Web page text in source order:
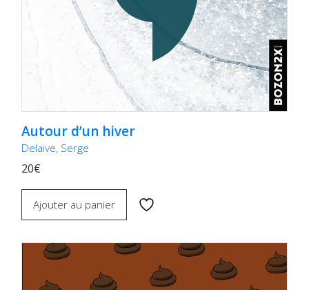
Autour d’un hiver
Delaive, Serge
20€
Ajouter au panier